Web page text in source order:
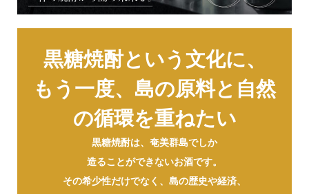
黒糖焼酎という文化に、
もう一度、島の原料と自然
の循環を重ねたい
黒糖焼酎は、奄美群島でしか
造ることができないお酒です。
その希少性だけでなく、島の歴史や経済、